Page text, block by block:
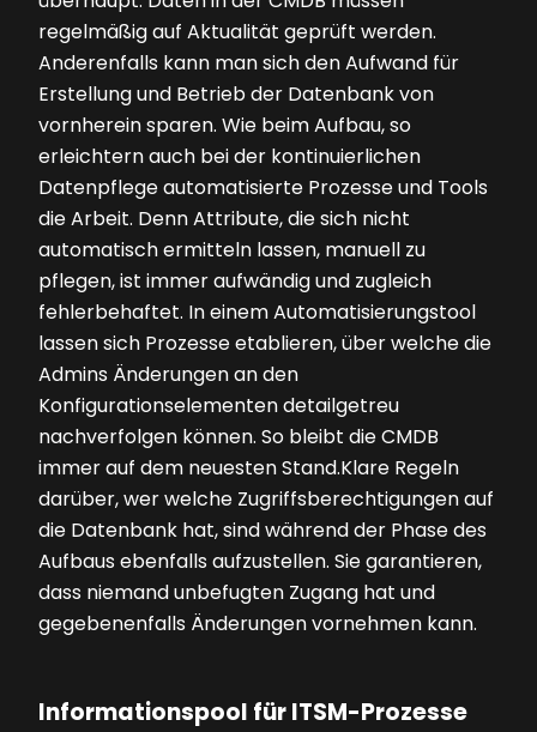
regelmäßig auf Aktualität geprüft werden.
Anderenfalls kann man sich den Aufwand für
Erstellung und Betrieb der Datenbank von
vornherein sparen. Wie beim Aufbau, so
erleichtern auch bei der kontinuierlichen
Datenpflege automatisierte Prozesse und Tools
die Arbeit. Denn Attribute, die sich nicht
automatisch ermitteln lassen, manuell zu
pflegen, ist immer aufwändig und zugleich
fehlerbehaftet. In einem Automatisierungstool
lassen sich Prozesse etablieren, über welche die
Admins Änderungen an den
Konfigurationselementen detailgetreu
nachverfolgen können. So bleibt die CMDB
immer auf dem neuesten Stand.Klare Regeln
darüber, wer welche Zugriffsberechtigungen auf
die Datenbank hat, sind während der Phase des
Aufbaus ebenfalls aufzustellen. Sie garantieren,
dass niemand unbefugten Zugang hat und
gegebenenfalls Änderungen vornehmen kann.
Informationspool für ITSM-Prozesse